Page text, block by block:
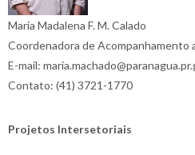
Maria Madalena F. M. Calado
Coordenadora de Acompanhamento
E-mail:
Contato: (41) 3721-1770
Projetos Intersetoriais